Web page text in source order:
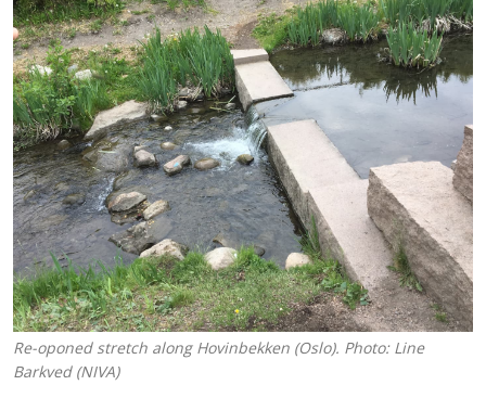
Re-oponed stretch along Hovinbekken (Oslo). Photo: Line
Barkved (NIVA)